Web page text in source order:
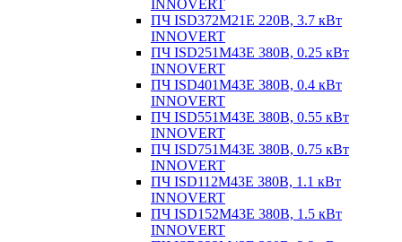
INNOVERT
ПЧ ISD372M21E 220В, 3.7 кВт
INNOVERT
ПЧ ISD251M43E 380В, 0.25 кВт
INNOVERT
ПЧ ISD401M43E 380В, 0.4 кВт
INNOVERT
ПЧ ISD551M43E 380В, 0.55 кВт
INNOVERT
ПЧ ISD751M43E 380В, 0.75 кВт
INNOVERT
ПЧ ISD112M43E 380В, 1.1 кВт
INNOVERT
ПЧ ISD152M43E 380В, 1.5 кВт
INNOVERT